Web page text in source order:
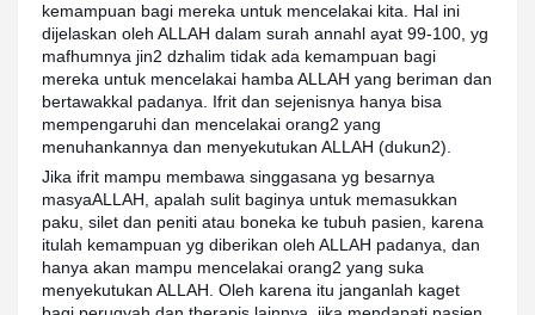
kemampuan bagi mereka untuk mencelakai kita. Hal ini
dijelaskan oleh ALLAH dalam surah annahl ayat 99-100, yg
mafhumnya jin2 dzhalim tidak ada kemampuan bagi
mereka untuk mencelakai hamba ALLAH yang beriman dan
bertawakkal padanya. Ifrit dan sejenisnya hanya bisa
mempengaruhi dan mencelakai orang2 yang
menuhankannya dan menyekutukan ALLAH (dukun2).
Jika ifrit mampu membawa singgasana yg besarnya
masyaALLAH, apalah sulit baginya untuk memasukkan
paku, silet dan peniti atau boneka ke tubuh pasien, karena
itulah kemampuan yg diberikan oleh ALLAH padanya, dan
hanya akan mampu mencelakai orang2 yang suka
menyekutukan ALLAH. Oleh karena itu janganlah kaget